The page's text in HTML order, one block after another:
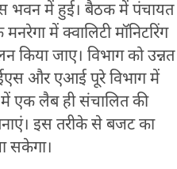
भवन में हुई। बैठक में पंचायत
में क्वालिटी मॉनिटरिंग
किया जाए। विभाग को उन्नत
और एआई पूरे विभाग में
में एक लैब ही संचालित की
इस तरीके से बजट का
सकेगा।